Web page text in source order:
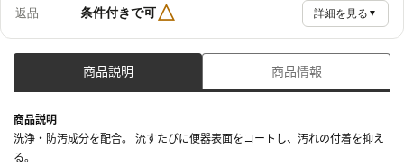
返品 条件付きで可△ 詳細を見る ▼
商品説明 商品情報
商品説明
洗浄・防汚成分を配合。 流すたびに便器表面をコートし、汚れの付着を抑え
る。